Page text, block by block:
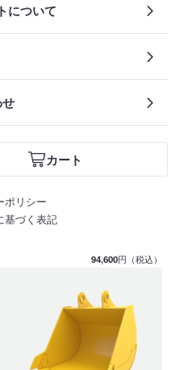
について
カート
ポリシー
基づく表記
広幅バケット B032 650mm
本体クラスの目安[ton]
94,600円（税込）